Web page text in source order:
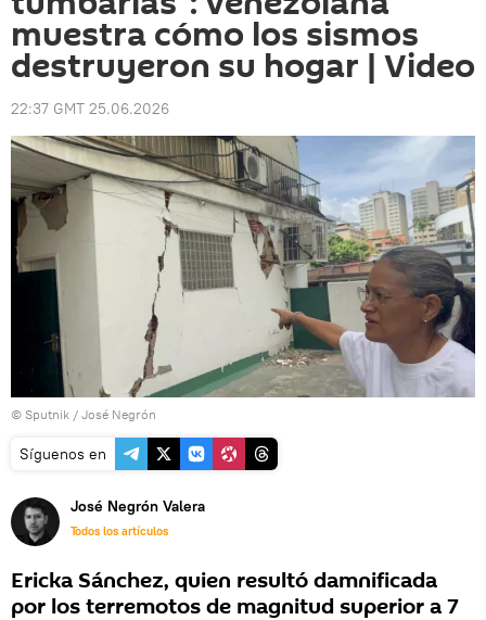
muestra cómo los sismos
destruyeron su hogar | Video
22:37 GMT 25.06.2026
© Sputnik / José Negrón
Síguenos en
José Negrón Valera
Todos los artículos
Ericka Sánchez, quien resultó damnificada
por los terremotos de magnitud superior a 7